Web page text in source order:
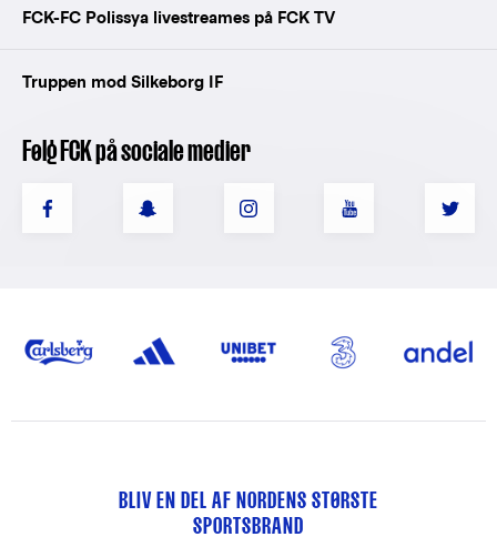
FCK-FC Polissya livestreames på FCK TV
Truppen mod Silkeborg IF
Følg FCK på sociale medier
BLIV EN DEL AF NORDENS STØRSTE
SPORTSBRAND